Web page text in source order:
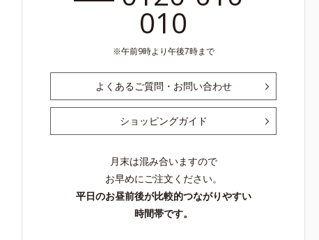
010
午前9時より午後7時まで
よくあるご質問・お問い合わせ
ショッピングガイド
月末は混み合いますので
お早めにご注文ください。
平日のお昼前後が比較的つながりやすい
時間帯です。